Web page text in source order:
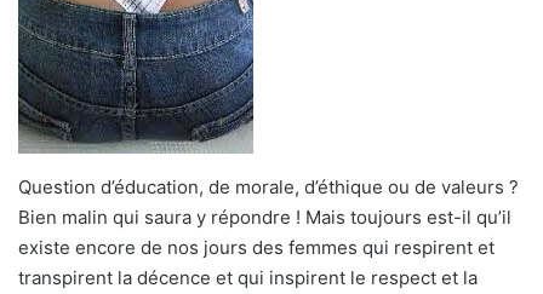
Question d’éducation, de morale, d’éthique ou de valeurs ?
Bien malin qui saura y répondre ! Mais toujours est-il qu’il
existe encore de nos jours des femmes qui respirent et
transpirent la décence et qui inspirent le respect et la